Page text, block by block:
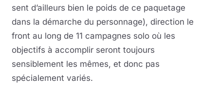
sent d’ailleurs bien le poids de ce paquetage
dans la démarche du personnage), direction le
front au long de 11 campagnes solo où les
objectifs à accomplir seront toujours
sensiblement les mêmes, et donc pas
spécialement variés.